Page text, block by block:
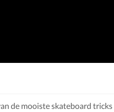
de mooiste skateboard